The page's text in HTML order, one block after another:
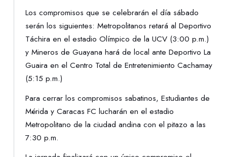
Los compromisos que se celebrarán el día sábado
serán los siguientes: Metropolitanos retará al Deportivo
Táchira en el estadio Olímpico de la UCV (3:00 p.m.)
y Mineros de Guayana hará de local ante Deportivo La
Guaira en el Centro Total de Entretenimiento Cachamay
(5:15 p.m.)
Para cerrar los compromisos sabatinos, Estudiantes de
Mérida y Caracas FC lucharán en el estadio
Metropolitano de la ciudad andina con el pitazo a las
7:30 p.m.